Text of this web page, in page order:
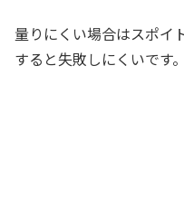
量りにくい場合はスポイ
すると失敗しにくいです。